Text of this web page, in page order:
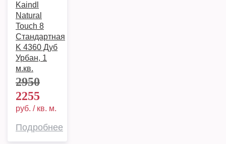
Kaindl
Natural
Touch 8
Стандартная
K 4360 Дуб
Урбан, 1
м.кв.
2950
2255
руб. / кв. м.
Подробнее